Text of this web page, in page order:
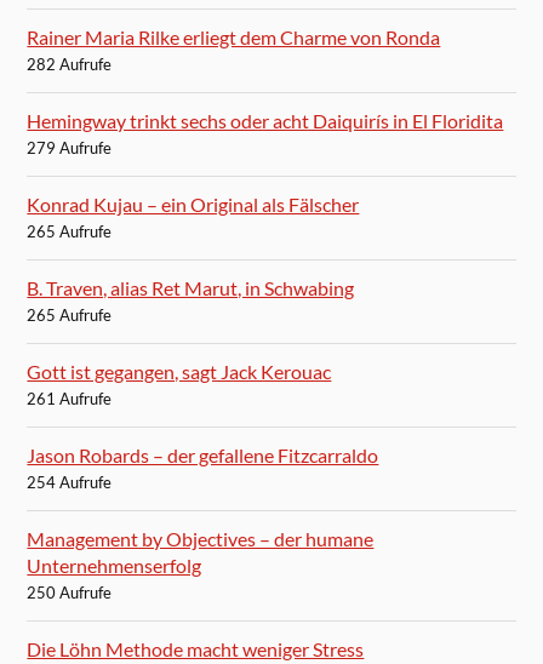
Rainer Maria Rilke erliegt dem Charme von Ronda
282 Aufrufe
Hemingway trinkt sechs oder acht Daiquirís in El Floridita
279 Aufrufe
Konrad Kujau – ein Original als Fälscher
265 Aufrufe
B. Traven, alias Ret Marut, in Schwabing
265 Aufrufe
Gott ist gegangen, sagt Jack Kerouac
261 Aufrufe
Jason Robards – der gefallene Fitzcarraldo
254 Aufrufe
Management by Objectives – der humane
Unternehmenserfolg
250 Aufrufe
Die Löhn Methode macht weniger Stress